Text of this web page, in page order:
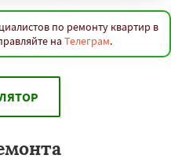
по ремонту квартир в
на Телеграм.